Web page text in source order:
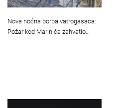
Nova noćna borba vatrogasaca:
Požar kod Marinića zahvatio…